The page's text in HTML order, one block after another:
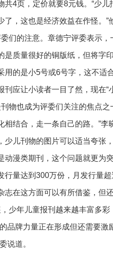
共4页，定价就要8元钱。“少
了，这也是经济效益在作怪。”
们的注意。章德宁评委表示
是质量很好的铜版纸，但将字
用的是小5号或6号字，这不
刊应让小读者一目了然，现在
物也成为评委们关注的焦点
相结合，走一条自己的路。”
少儿刊物的图片可以适当夸张
动漫类期刊，这个问题就更为
行量达到300万份，月发行量
志在这方面可以有所借鉴，但
少年儿童报刊越来越丰富多
品牌力量正在形成但还需要
说道。